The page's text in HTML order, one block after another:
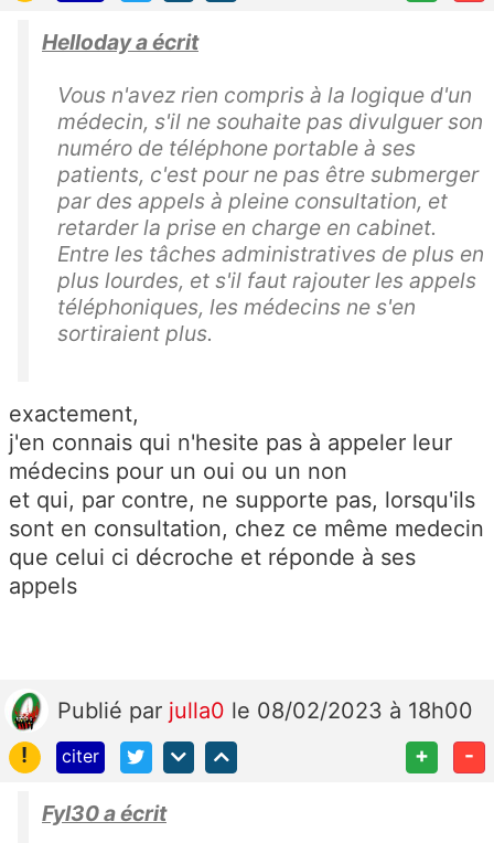
Helloday a écrit
Vous n'avez rien compris à la logique d'un
médecin, s'il ne souhaite pas divulguer son
numéro de téléphone portable à ses
patients, c'est pour ne pas être submerger
par des appels à pleine consultation, et
retarder la prise en charge en cabinet.
Entre les tâches administratives de plus en
plus lourdes, et s'il faut rajouter les appels
téléphoniques, les médecins ne s'en
sortiraient plus.
exactement,
j'en connais qui n'hesite pas à appeler leur
médecins pour un oui ou un non
et qui, par contre, ne supporte pas, lorsqu'ils
sont en consultation, chez ce même medecin
que celui ci décroche et réponde à ses
appels
Publié par julla0 le 08/02/2023 à 18h00
!
citer + -
Fyl30 a écrit